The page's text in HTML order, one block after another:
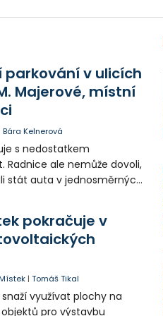
parkování v ulicích
Majerové, místní
|Bára Kelnerová
s nedostatkem
Radnice ale nemůže dovoli,
stát auta v jednosměrných
rozhodli sepsat petici.
pokračuje v
|Tomáš Tikal
využívat plochy na
pro výstavbu